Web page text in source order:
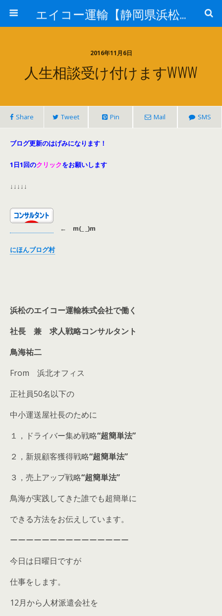
エイコー運輸【静岡県浜松市】
2016年11月6日
人生相談受け付けますWWW
Share Tweet Pin Mail SMS
ブログ更新のはげみになります！
1日1回のクリックをお願いします
↓↓↓↓↓
← m(_ _)m
にほんブログ村
浜松のエイコー運輸株式会社で働く
社長 兼 求人戦略コンサルタント
鳥海祐二
From 浜北オフィス
正社員50名以下の
中小運送屋社長のために
１，ドライバー集め戦略“超簡単法”
２，新規顧客獲得戦略“超簡単法”
３，売上アップ戦略“超簡単法”
鳥海が実践してきた誰でも超簡単に
できる方法をお伝えしています。
ーーーーーーーーーーーーーーー
今日は日曜日ですが
仕事をします。
12月から人材派遣会社を